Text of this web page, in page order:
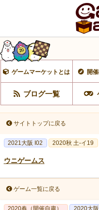
ゲームマーケットとは 開
ブログ一覧
サイトトップに戻る
2021大阪 I02 2020秋 土-イ19
ウニゲームス
ゲーム一覧に戻る